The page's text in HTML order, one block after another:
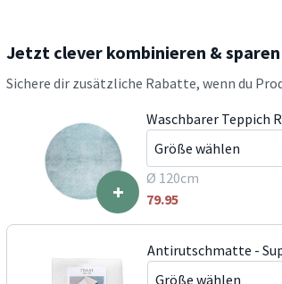
Jetzt clever kombinieren & sparen
Sichere dir zusätzliche Rabatte, wenn du
+
Waschbarer Teppich
Ø 120cm
79.95
Antirutschmatte -